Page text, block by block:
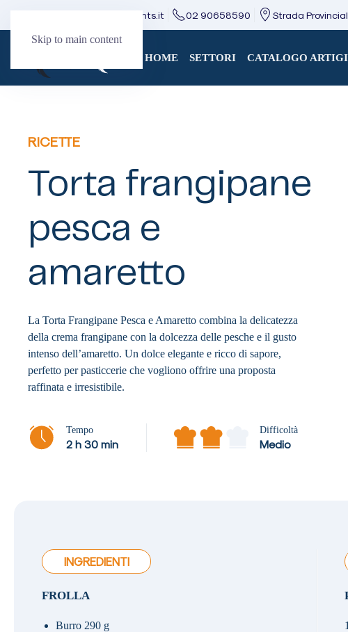
Skip to main content
direzione@mcingredients.it 02 90658590 Strada
HOME SETTORI CATALOGO
RICETTE
Torta frangipane
pesca e
amaretto
La Torta Frangipane Pesca e Amaretto combina la delicatezza
della crema frangipane con la dolcezza delle pesche e il gusto
intenso dell’amaretto. Un dolce elegante e ricco di sapore,
perfetto per pasticcerie che vogliono offrire una proposta
raffinata e irresistibile.
Tempo
2 h 30 min
Difficoltà
Medio
INGREDIENTI
FROLLA
Burro 290 g